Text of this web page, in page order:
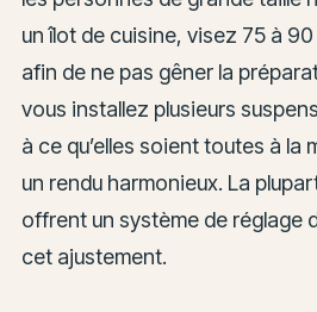
un îlot de cuisine, visez 75 à
afin de ne pas gêner la
vous installez plusieurs
à ce qu’elles soient toutes à la
un rendu harmonieux. La
offrent un système de réglage
cet ajustement.